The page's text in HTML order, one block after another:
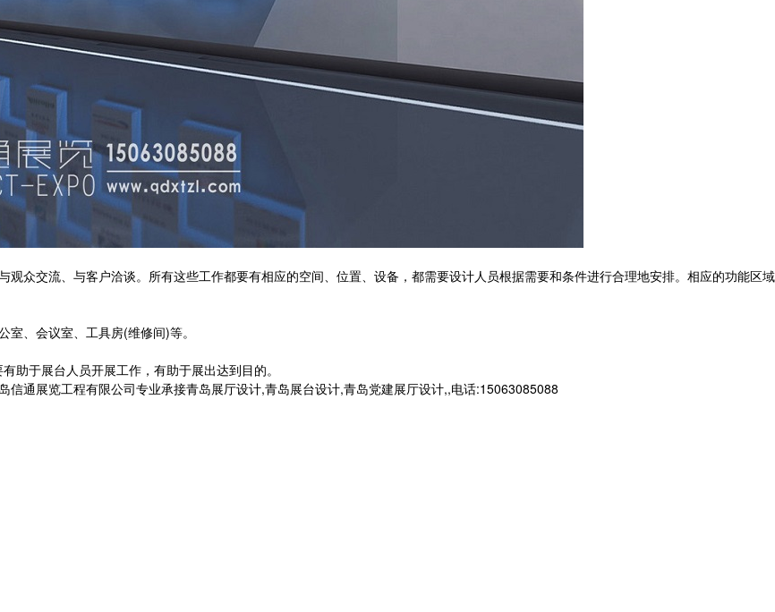
众交流、与客户洽谈。所有这些工作都要有相应的空间、位置、设备，都需要设计人员根据需要和条件进行合理地安排。相应的功能区域
、会议室、工具房(维修间)等。
助于展台人员开展工作，有助于展出达到目的。
通展览工程有限公司专业承接青岛展厅设计,青岛展台设计,青岛党建展厅设计,,电话:15063085088